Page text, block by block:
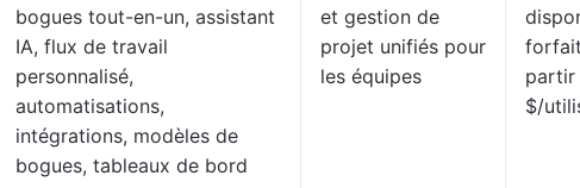
bogues tout-en-un, assistant
IA, flux de travail
personnalisé,
automatisations,
intégrations, modèles de
bogues, tableaux de bord
et gestion de
projet unifiés pour
les équipes
partir
$/